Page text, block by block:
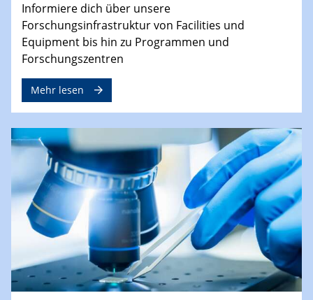
Informiere dich über unsere
Forschungsinfrastruktur von Facilities und
Equipment bis hin zu Programmen und
Forschungszentren
Mehr lesen